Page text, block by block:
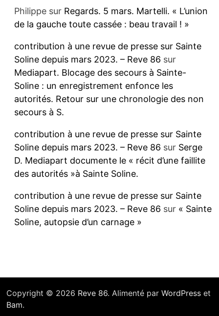
Philippesur Regards. 5 mars. Martelli. « L’union
de la gauche toute cassée : beau travail ! »
contribution à une revue de presse sur Sainte
Soline depuis mars 2023. – Reve 86 sur
Mediapart. Blocage des secours à Sainte-
Soline : un enregistrement enfonce les
autorités. Retour sur une chronologie des non
secours à S.
contribution à une revue de presse sur Sainte
Soline depuis mars 2023. – Reve 86 sur Serge
D. Mediapart documente le « récit d’une faillite
des autorités »à Sainte Soline.
contribution à une revue de presse sur Sainte
Soline depuis mars 2023. – Reve 86 sur « Sainte
Soline, autopsie d’un carnage »
Copyright © 2026 Reve 86. Alimenté par WordPresset
Bam.